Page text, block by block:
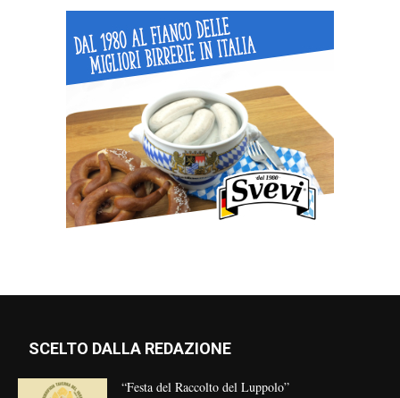
SCELTO DALLA REDAZIONE
“Festa del Raccolto del Luppolo”